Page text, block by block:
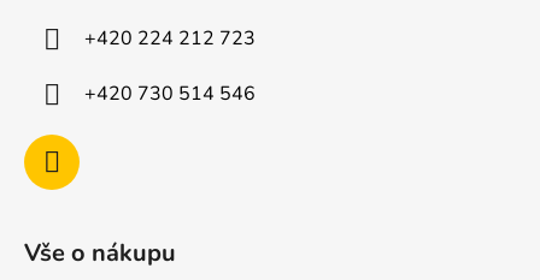
+420 224 212 723
+420 730 514 546
Vše o nákupu